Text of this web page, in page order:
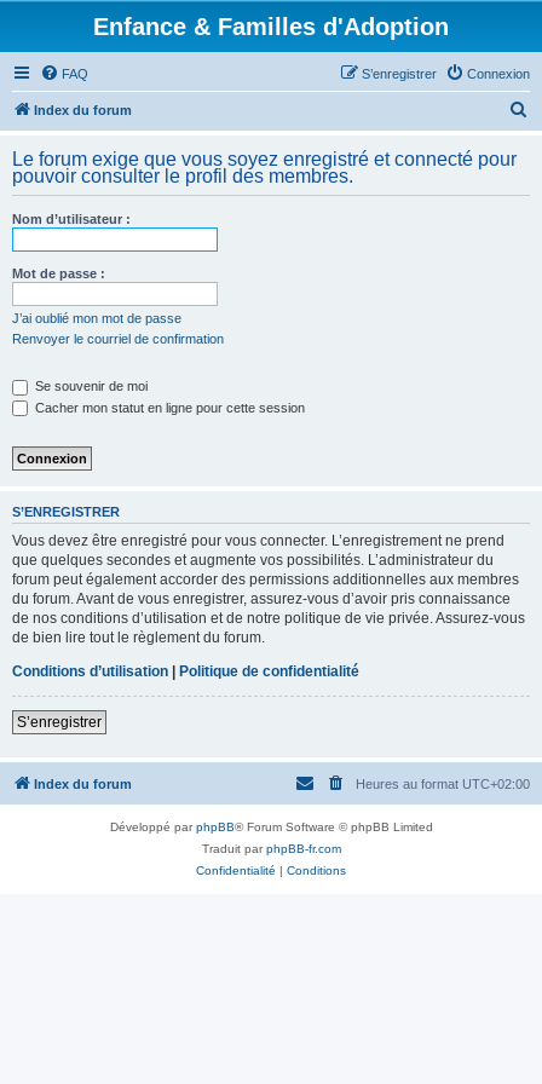
Enfance & Familles d'Adoption
FAQ Connexion
S’enregistrer
Index du forum
h
Le forum exige que vous soyez enregistré et connecté pour
pouvoir consulter le profil des membres.
Nom d’utilisateur :
Mot de passe :
J’ai oublié mon mot de passe
Renvoyer le courriel de confirmation
Se souvenir de moi
Cacher mon statut en ligne pour cette session
S’ENREGISTRER
Vous devez être enregistré pour vous connecter. L’enregistrement ne prend
que quelques secondes et augmente vos possibilités. L’administrateur du
forum peut également accorder des permissions additionnelles aux membres
du forum. Avant de vous enregistrer, assurez-vous d’avoir pris connaissance
de nos conditions d’utilisation et de notre politique de vie privée. Assurez-vous
de bien lire tout le règlement du forum.
Conditions d’utilisation | Politique de confidentialité
S’enregistrer
Index du forum Heures au format UTC+02:00
Développé parphpBB® Forum Software © phpBB Limited
Traduit parphpBB-fr.com
Confidentialité | Conditions